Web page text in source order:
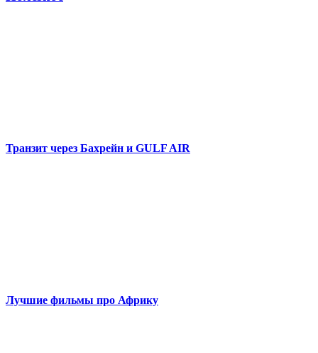
Транзит через Бахрейн и GULF AIR
Лучшие фильмы про Африку